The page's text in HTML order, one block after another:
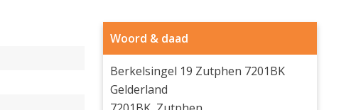
Woord & daad
Berkelsingel 19 Zutphen 7201BK
Gelderland